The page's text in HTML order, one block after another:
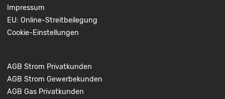
Impressum
EU: Online-Streitbeilegung
Cookie-Einstellungen
AGB Strom Privatkunden
AGB Strom Gewerbekunden
AGB Gas Privatkunden